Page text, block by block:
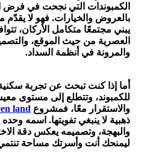
الكمبوندات التي نجحت في
بالعروض والخيارات. فهو لا
يبني مجتمعًا متكامل الأركان،
العصرية من حيث الموقع،
والمرونة في أنظمة السداد.
أما إذا كنت تبحث عن تجربة
للكمبوند، وتتطلع إلى مستوى
والاستقرار معًا، فمشروع land
ذهبية لا ينبغي تفويتها. اسمه
والبهجة، وتصميمه يعكس دقة
ليمنحك أنت وأسرتك مساحة تنتمي